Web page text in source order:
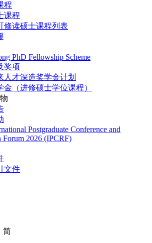
程
课程
修读硕士课程列表
PhD Fellowship Scheme
奖项
人才深造奖学金计划
金（进修硕士学位课程）
Postgraduate Conference and
Forum 2026 (IPCRF)
文件
简